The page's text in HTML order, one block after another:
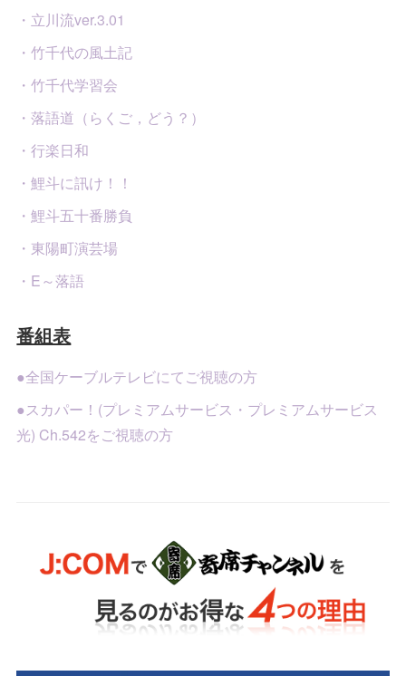
・立川流ver.3.01
・竹千代の風土記
・竹千代学習会
・落語道（らくご，どう？）
・行楽日和
・鯉斗に訊け！！
・鯉斗五十番勝負
・東陽町演芸場
・E～落語
番組表
●全国ケーブルテレビにてご視聴の方
●スカパー！(プレミアムサービス・プレミアムサービス
光) Ch.542をご視聴の方